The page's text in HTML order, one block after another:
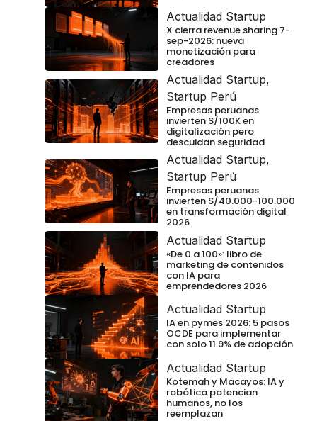
Actualidad Startup
X cierra revenue sharing 7-
sep-2026: nueva
monetización para
creadores
Actualidad Startup,
Startup Perú
Empresas peruanas
invierten S/100K en
digitalización pero
descuidan seguridad
Actualidad Startup,
Startup Perú
Empresas peruanas
invierten S/40.000-100.000
en transformación digital
2026
Actualidad Startup
«De 0 a 100»: libro de
marketing de contenidos
con IA para
emprendedores 2026
Actualidad Startup
IA en pymes 2026: 5 pasos
OCDE para implementar
con solo 11.9% de adopción
Actualidad Startup
Kotemah y Macayos: IA y
robótica potencian
humanos, no los
reemplazan